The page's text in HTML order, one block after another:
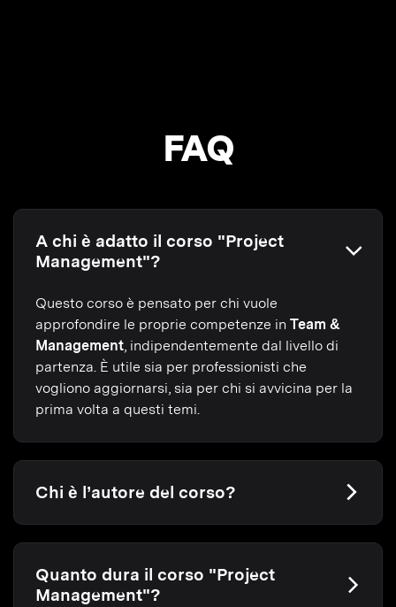
FAQ
A chi è adatto il corso "Project
Management"?
Questo corso è pensato per chi vuole
approfondire le proprie competenze in Team &
Management , indipendentemente dal livello di
partenza. È utile sia per professionisti che
vogliono aggiornarsi, sia per chi si avvicina per la
prima volta a questi temi.
Chi è l’autore del corso?
Quanto dura il corso "Project
Management"?